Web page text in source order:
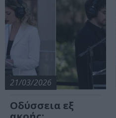
21/03/2026
Οδύσσεια εξ